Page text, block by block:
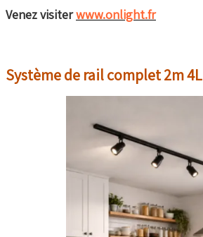
Venez visiterwww.onlight.fr
Système de rail complet 2m 4L